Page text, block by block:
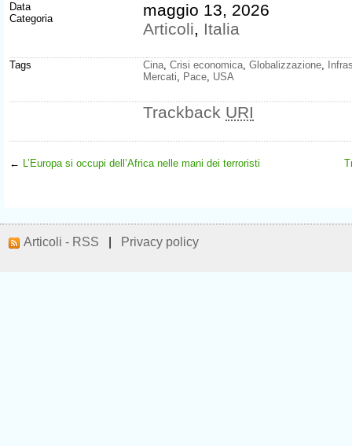
Data
Categoria
maggio 13, 2026
Articoli, Italia
Tags Cina, Crisi economica, Globalizzazione,
Mercati, Pace, USA
Trackback URI
← L’Europa si occupi dell’Africa nelle mani dei terroristi
Articoli - RSS Privacy policy